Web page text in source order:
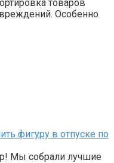
товаров
Особенно
фигуру в отпуске по
Мы собрали лучшие